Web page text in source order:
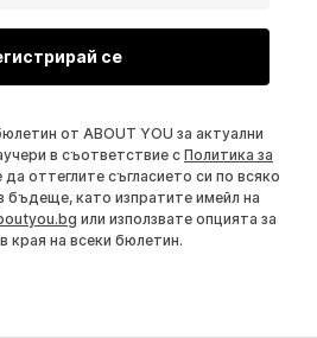
се
от ABOUT YOU за актуални
в съответствие с Политика за
оттеглите съгласието си по всяко
бъдеще, като изпратите имейл на
или използвате опцията за
края на всеки бюлетин.